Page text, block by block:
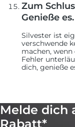
Zum
Genieße es.
Silvester ist
verschwende
machen, wenn
Fehler
dich, genieße
Melde dich
Rabatt*